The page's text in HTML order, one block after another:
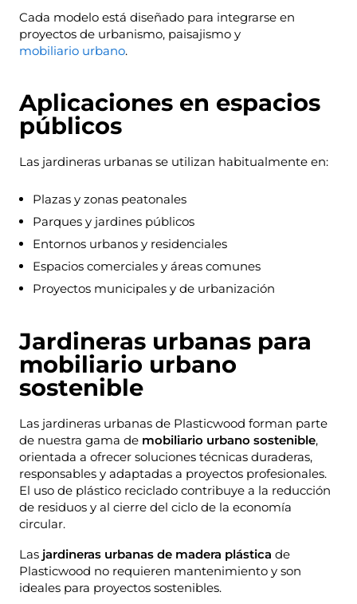
Cada modelo está diseñado para integrarse en
proyectos de urbanismo, paisajismo y
mobiliario urbano.
Aplicaciones en espacios
públicos
Las jardineras urbanas se utilizan habitualmente en:
Plazas y zonas peatonales
Parques y jardines públicos
Entornos urbanos y residenciales
Espacios comerciales y áreas comunes
Proyectos municipales y de urbanización
Jardineras urbanas para
mobiliario urbano
sostenible
Las jardineras urbanas de Plasticwood forman parte
de nuestra gama de mobiliario urbano sostenible,
orientada a ofrecer soluciones técnicas duraderas,
responsables y adaptadas a proyectos profesionales.
El uso de plástico reciclado contribuye a la reducción
de residuos y al cierre del ciclo de la economía
circular.
Las jardineras urbanas de madera plástica de
Plasticwood no requieren mantenimiento y son
ideales para proyectos sostenibles.